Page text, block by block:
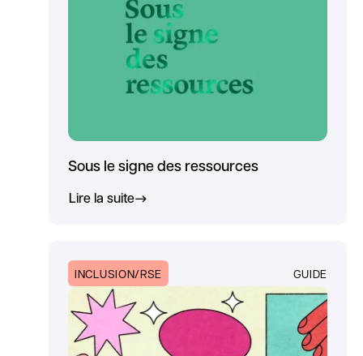
Sous le signe des ressources
Lire la suite
INCLUSION/RSE GUIDE